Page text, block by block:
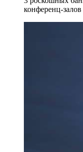
конференц-